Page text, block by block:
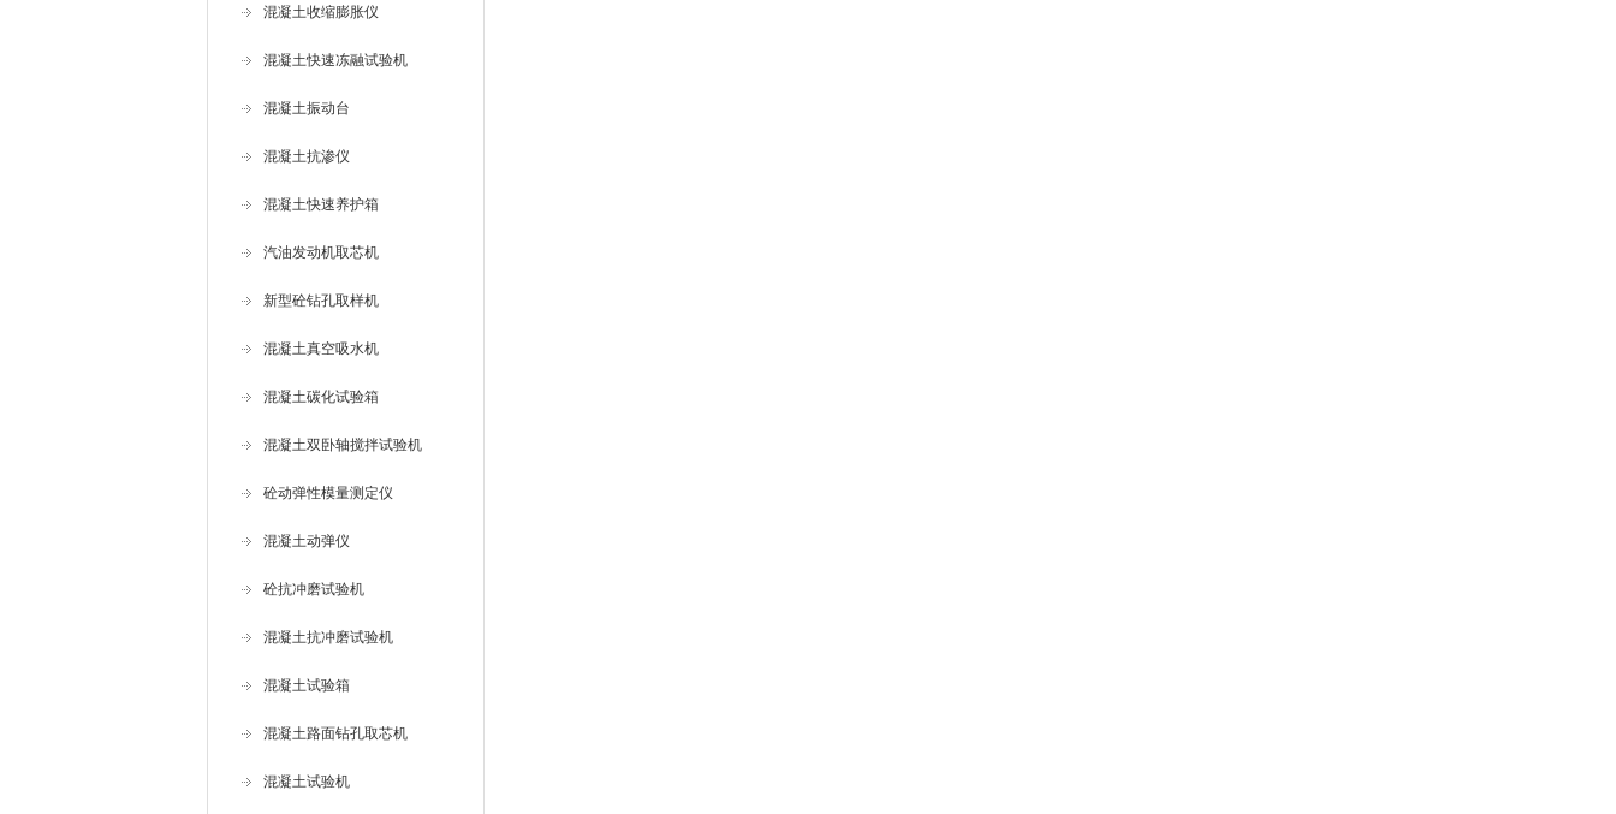
混凝土收缩膨胀仪
混凝土快速冻融试验机
混凝土振动台
混凝土抗渗仪
混凝土快速养护箱
汽油发动机取芯机
新型砼钻孔取样机
混凝土真空吸水机
混凝土碳化试验箱
混凝土双卧轴搅拌试验机
砼动弹性模量测定仪
混凝土动弹仪
砼抗冲磨试验机
混凝土抗冲磨试验机
混凝土试验箱
混凝土路面钻孔取芯机
混凝土试验机